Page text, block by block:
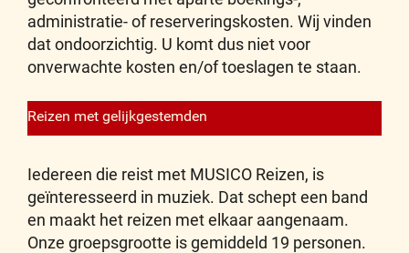
administratie- of reserveringskosten. Wij vinden
dat ondoorzichtig. U komt dus niet voor
onverwachte kosten en/of toeslagen te staan.
Reizen met gelijkgestemden
Iedereen die reist met MUSICO Reizen, is
geïnteresseerd in muziek. Dat schept een band
en maakt het reizen met elkaar aangenaam.
Onze groepsgrootte is gemiddeld 19 personen.